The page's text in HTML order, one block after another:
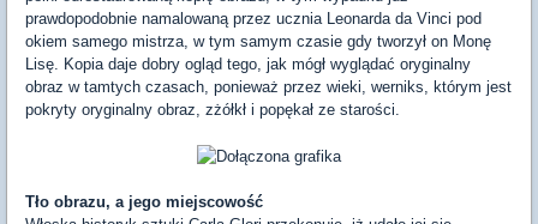
prawdopodobnie namalowaną przez ucznia Leonarda da Vinci pod
okiem samego mistrza, w tym samym czasie gdy tworzył on Monę
Lisę. Kopia daje dobry ogląd tego, jak mógł wyglądać oryginalny
obraz w tamtych czasach, ponieważ przez wieki, werniks, którym jest
pokryty oryginalny obraz, zżółkł i popękał ze starości.
Tło obrazu, a jego miejscowość